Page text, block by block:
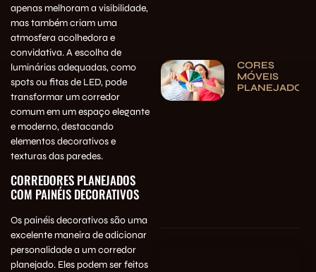
apenas melhoram a visibilidade,
mas também criam uma
atmosfera acolhedora e
convidativa. A escolha de
luminárias adequadas, como
spots ou fitas de LED, pode
transformar um corredor
comum em um espaço elegante
e moderno, destacando
elementos decorativos e
texturas das paredes.
CORREDORES PLANEJADOS
COM PAINÉIS DECORATIVOS
Os painéis decorativos são uma
excelente maneira de adicionar
personalidade a um corredor
planejado. Eles podem ser feitos
CORES
MÓVEIS
PLANEJADOS